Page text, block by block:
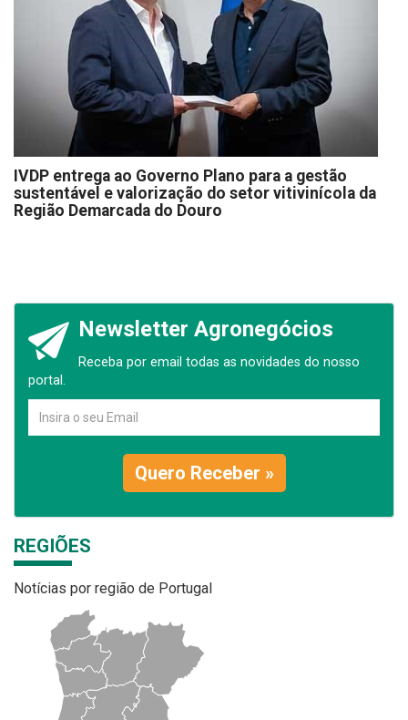
IVDP entrega ao Governo Plano para a gestão
sustentável e valorização do setor vitivinícola da
Região Demarcada do Douro
Newsletter Agronegócios
Receba por email todas as novidades do nosso
portal.
Quero Receber »
REGIÕES
Notícias por região de Portugal